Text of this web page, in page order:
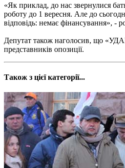
«Як приклад, до нас звернулися
роботу до 1 вересня. Але до
відповідь: немає фінансування», -
Депутат також наголосив, що
представників опозиції.
Також з цієї категорії...